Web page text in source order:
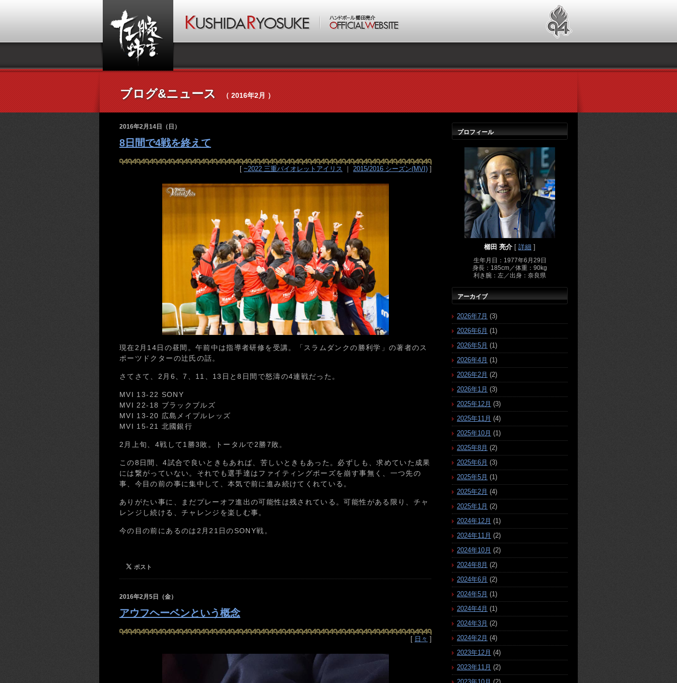
ブログ&ニュース （ 2016年2月 ）
2016年2月14日（日）
8日間で4戦を終えて
[ ~2022 三重バイオレットアイリス ｜ 2015/2016 シーズン(MVI) ]
現在2月14日の昼間。午前中は指導者研修を受講。「スラムダンクの勝利学」の著者のス
ポーツドクターの辻氏の話。
さてさて、2月6、7、11、13日と8日間で怒濤の4連戦だった。
MVI 13-22 SONY
MVI 22-18 ブラックブルズ
MVI 13-20 広島メイプルレッズ
MVI 15-21 北國銀行
2月上旬、4戦して1勝3敗。トータルで2勝7敗。
この8日間、4試合で良いときもあれば、苦しいときもあった。必ずしも、求めていた成果
には繋がっていない。それでも選手達はファイティングポーズを崩す事無く、一つ先の
事、今目の前の事に集中して、本気で前に進み続けてくれている。
ありがたい事に、まだプレーオフ進出の可能性は残されている。可能性がある限り、チャ
レンジし続ける、チャレンジを楽しむ事。
今の目の前にあるのは2月21日のSONY戦。
2016年2月5日（金）
アウフヘーベンという概念
[ 日々 ]
プロフィール
櫛田 亮介 [ 詳細 ]
生年月日：1977年6月29日
身長：185cm／体重：90kg
利き腕：左／出身：奈良県
アーカイブ
2026年7月 (3)
2026年6月 (1)
2026年5月 (1)
2026年4月 (1)
2026年2月 (2)
2026年1月 (3)
2025年12月 (3)
2025年11月 (4)
2025年10月 (1)
2025年8月 (2)
2025年6月 (3)
2025年5月 (1)
2025年2月 (4)
2025年1月 (2)
2024年12月 (1)
2024年11月 (2)
2024年10月 (2)
2024年8月 (2)
2024年6月 (2)
2024年5月 (1)
2024年4月 (1)
2024年3月 (2)
2024年2月 (4)
2023年12月 (4)
2023年11月 (2)